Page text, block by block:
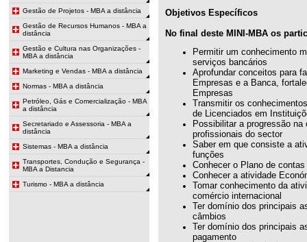
Gestão de Projetos - MBA a distância
Gestão de Recursos Humanos - MBA a
distância
Gestão e Cultura nas Organizações -
MBA a distância
Marketing e Vendas - MBA a distância
Normas - MBA a distância
Petróleo, Gás e Comercialização - MBA
a distância
Secretariado e Assessoria - MBA a
distância
Sistemas - MBA a distância
Transportes, Condução e Segurança -
MBA a Distancia
Turismo - MBA a distância
Objetivos Específicos
No final deste MINI-MBA os
Permitir um conhecimento
serviços bancários
Aprofundar conceitos para
Empresas e a Banca,
Empresas
Transmitir os
de Licenciados em
Possibilitar a progressão na
profissionais do sector
Saber em que consiste a
funções
Conhecer o Plano de
Conhecer a atividade
Tomar conhecimento da
comércio internacional
Ter domínio dos principais
câmbios
Ter domínio dos principais
pagamento